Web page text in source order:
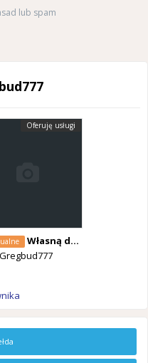
lub spam
Oferuję usługi
Własną działalność A1
Gregbud777